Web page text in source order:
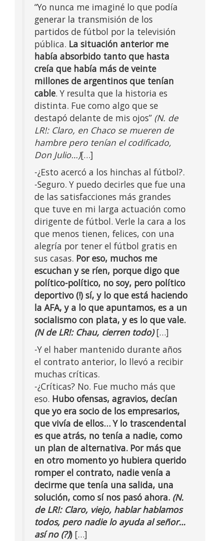
“Yo nunca me imaginé lo que podía
generar la transmisión de los
partidos de fútbol por la televisión
pública. La situación anterior me
había absorbido tanto que hasta
creía que había más de veinte
millones de argentinos que tenían
cable. Y resulta que la historia es
distinta. Fue como algo que se
destapó delante de mis ojos” (N. de
LR!: Claro, en Chaco se mueren de
hambre pero tenían el codificado,
Don Julio…)[…]
-¿Esto acercó a los hinchas al fútbol?.
-Seguro. Y puedo decirles que fue una
de las satisfacciones más grandes
que tuve en mi larga actuación como
dirigente de fútbol. Verle la cara a los
que menos tienen, felices, con una
alegría por tener el fútbol gratis en
sus casas. Por eso, muchos me
escuchan y se ríen, porque digo que
político-político, no soy, pero político
deportivo (!) sí, y lo que está haciendo
la AFA, y a lo que apuntamos, es a un
socialismo con plata, y es lo que vale.
(N de LR!: Chau, cierren todo)[…]
-Y el haber mantenido durante años
el contrato anterior, lo llevó a recibir
muchas críticas.
-¿Críticas? No. Fue mucho más que
eso. Hubo ofensas, agravios, decían
que yo era socio de los empresarios,
que vivía de ellos… Y lo trascendental
es que atrás, no tenía a nadie, como
un plan de alternativa. Por más que
en otro momento yo hubiera querido
romper el contrato, nadie venía a
decirme que tenía una salida, una
solución, como sí nos pasó ahora. (N.
de LR!: Claro, viejo, hablar hablamos
todos, pero nadie lo ayuda al señor…
así no (?)) […]